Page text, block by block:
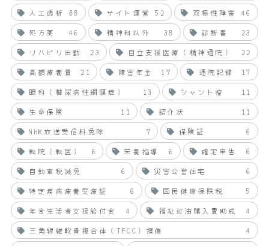
人工透析
88 サイト運営 52 双極性障害
46
処方薬
46 精神科以外 38 診断書
23
リハビリ出勤
23 自立支援医療（精神通院）
22
高額療養費
21 障害年金 17 通院記録
17
眼科（糖尿病性網膜症）
13 シャント瘤
11
生命保険
11 紹介状
11
NHK放送受信料免除
7 保険証
6
転院（転医）
6 栄養指導 6 確定申告
6
自動車税減免
6 災害公営住宅
6
特定疾病療養受療証
6 国民健康保険税
5
年金生活者支援給付金
4 福祉灯油購入費助成
4
三角線維軟骨複合体（TFCC）損傷
4